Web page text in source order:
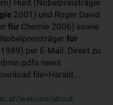
Hunt (Nobelpreisträger
2001) und Roger David
für Chemie 2006) sowie
für
1989) per E-Mail. Direkt zu
pdfs news
file>Harald...
web/en/about-